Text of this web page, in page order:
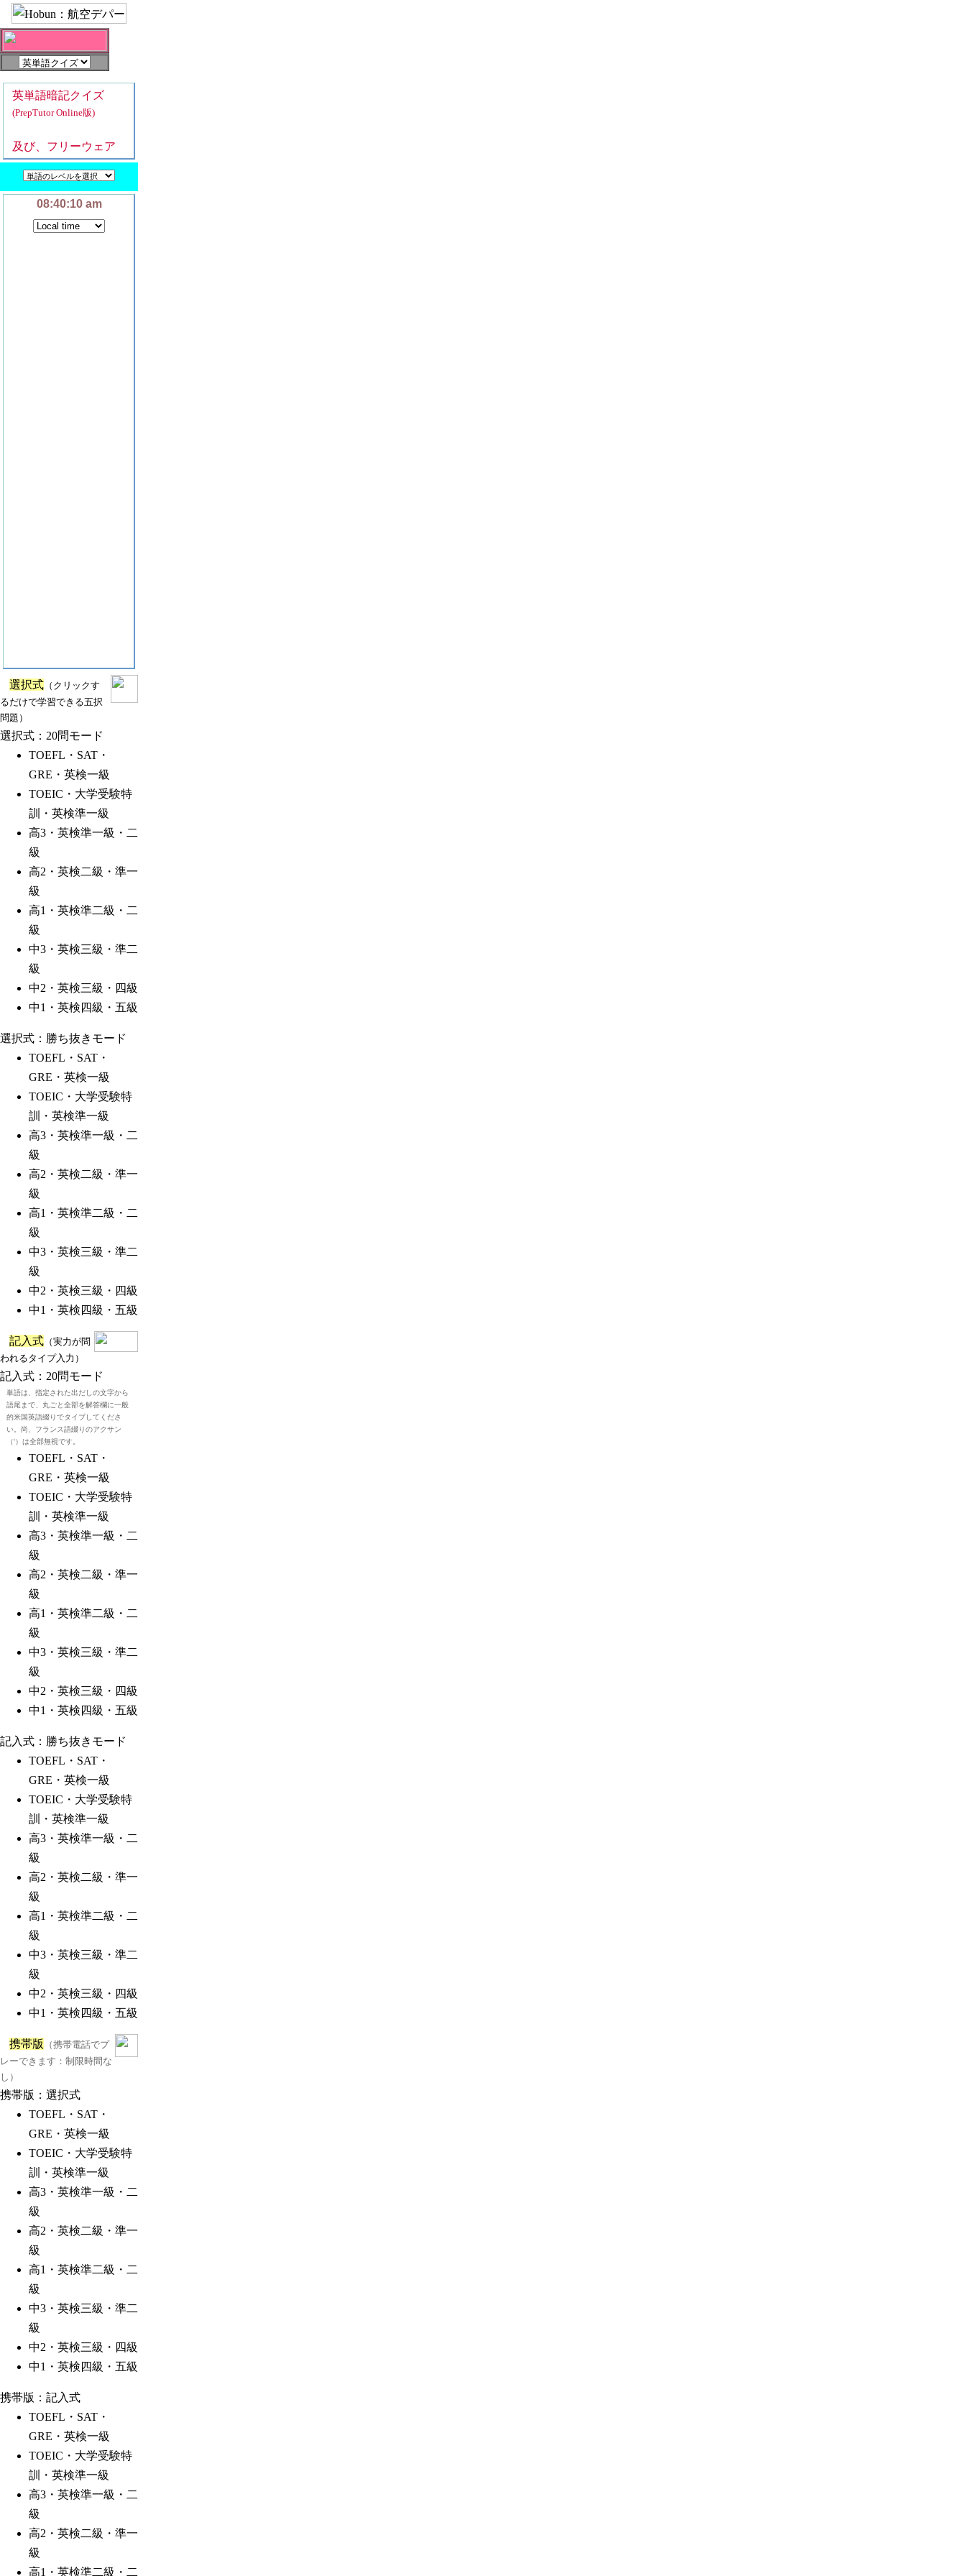
英単語暗記クイズ
(PrepTutor Online版)
及び、フリーウェア
選択式 （クリックす
るだけで学習できる五択
問題）
選択式：20問モード
TOEFL・SAT・
GRE・英検一級
TOEIC・大学受験特
訓・英検準一級
高3・英検準一級・二
級
高2・英検二級・準一
級
高1・英検準二級・二
級
中3・英検三級・準二
級
中2・英検三級・四級
中1・英検四級・五級
選択式：勝ち抜きモード
TOEFL・SAT・
GRE・英検一級
TOEIC・大学受験特
訓・英検準一級
高3・英検準一級・二
級
高2・英検二級・準一
級
高1・英検準二級・二
級
中3・英検三級・準二
級
中2・英検三級・四級
中1・英検四級・五級
記入式 （実力が問
われるタイプ入力）
記入式：20問モード
単語は、指定された出だしの文字から
語尾まで、丸ごと全部を解答欄に一般
的米国英語綴りでタイプしてくださ
い。尚、フランス語綴りのアクサン
（'）は全部無視です。
TOEFL・SAT・
GRE・英検一級
TOEIC・大学受験特
訓・英検準一級
高3・英検準一級・二
級
高2・英検二級・準一
級
高1・英検準二級・二
級
中3・英検三級・準二
級
中2・英検三級・四級
中1・英検四級・五級
記入式：勝ち抜きモード
TOEFL・SAT・
GRE・英検一級
TOEIC・大学受験特
訓・英検準一級
高3・英検準一級・二
級
高2・英検二級・準一
級
高1・英検準二級・二
級
中3・英検三級・準二
級
中2・英検三級・四級
中1・英検四級・五級
携帯版
（携帯電話でプ
レーできます：制限時間な
し）
携帯版 ：選択式
TOEFL・SAT・
GRE・英検一級
TOEIC・大学受験特
訓・英検準一級
高3・英検準一級・二
級
高2・英検二級・準一
級
高1・英検準二級・二
級
中3・英検三級・準二
級
中2・英検三級・四級
中1・英検四級・五級
携帯版 ：記入式
TOEFL・SAT・
GRE・英検一級
TOEIC・大学受験特
訓・英検準一級
高3・英検準一級・二
級
高2・英検二級・準一
級
高1・英検準二級・二